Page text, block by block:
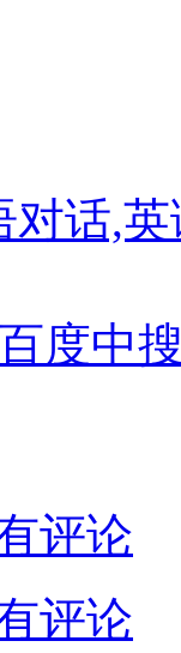
对话,
度中
评论
评论